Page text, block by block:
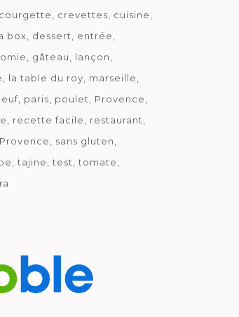
courgette crevettes
cuisine
box dessert
entrée
gâteau
lançon
la table du roy
marseille
paris poulet
Provence
recette facile
restaurant
sans gluten
tajine test
tomate